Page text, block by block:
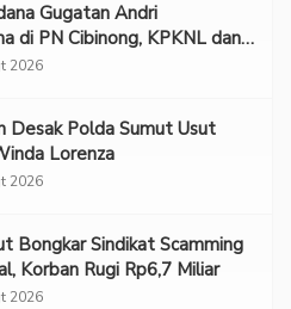
Gugatan Andri
di PN Cibinong, KPKNL dan
2026
Desak Polda Sumut Usut
Lorenza
2026
Bongkar Sindikat Scamming
Korban Rugi Rp6,7 Miliar
2026